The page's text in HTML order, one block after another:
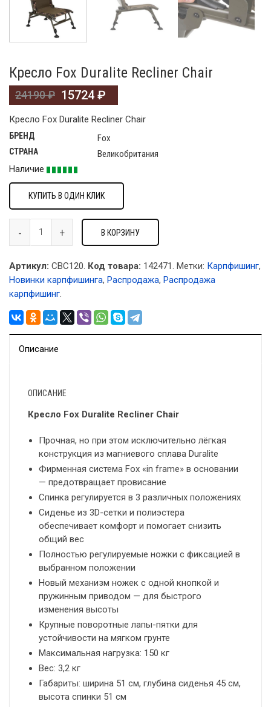
Кресло Fox Duralite Recliner Chair
24190₽ 15724 ₽
Кресло Fox Duralite Recliner Chair
БРЕНД Fox
СТРАНА
Великобритания
Наличие
КУПИТЬ В ОДИН КЛИК
В КОРЗИНУ
Артикул: CBC120. Код товара: 142471. Метки: Карпфишинг,
Новинки карпфишинга, Распродажа, Распродажа
карпфишинг.
Описание
ОПИСАНИЕ
Кресло Fox Duralite Recliner Chair
Прочная, но при этом исключительно лёгкая
конструкция из магниевого сплава Duralite
Фирменная система Fox «in frame» в основании
— предотвращает провисание
Спинка регулируется в 3 различных положениях
Сиденье из 3D-сетки и полиэстера
обеспечивает комфорт и помогает снизить
общий вес
Полностью регулируемые ножки с фиксацией в
выбранном положении
Новый механизм ножек с одной кнопкой и
пружинным приводом — для быстрого
изменения высоты
Крупные поворотные лапы-пятки для
устойчивости на мягком грунте
Максимальная нагрузка: 150 кг
Вес: 3,2 кг
Габариты: ширина 51 см, глубина сиденья 45 см,
высота спинки 51 см